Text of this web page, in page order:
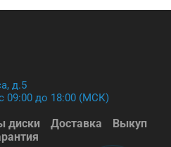
-->
д.5
до 18:00 (МСК)
диски Доставка
Выкуп